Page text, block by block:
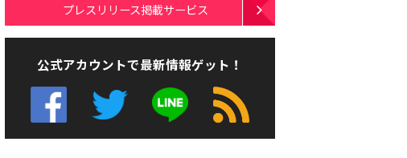
プレスリリース掲載サービス
公式アカウントで最新情報ゲット！